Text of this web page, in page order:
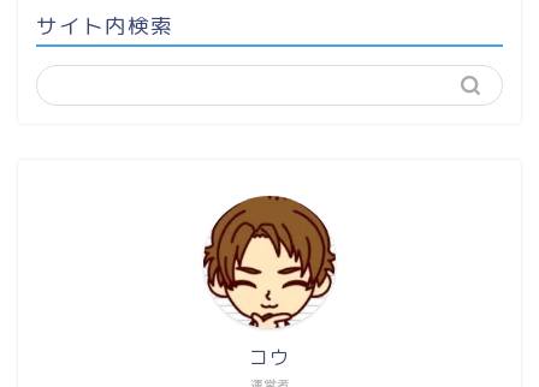
サイト内検索
コウ